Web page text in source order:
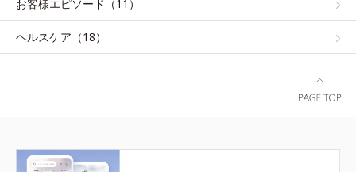
お客様エピソード（11）
ヘルスケア（18）